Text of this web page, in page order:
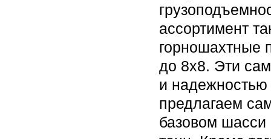
ассортимент
горношахтные
до 8х8. Эти
и
предлагаем
базовом шасси